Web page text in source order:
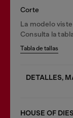
Corte
La modelo
Consulta la
Tabla de tallas
DETALLES,
HOUSE OF